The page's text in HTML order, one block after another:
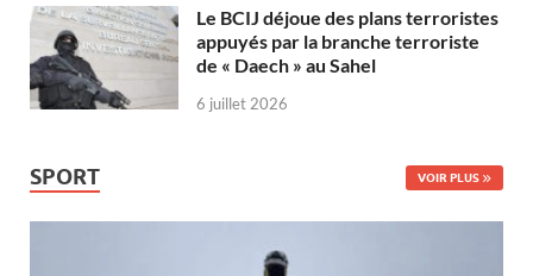
Le BCIJ déjoue des plans terroristes
appuyés par la branche terroriste
de « Daech » au Sahel
6 juillet 2026
SPORT VOIR PLUS